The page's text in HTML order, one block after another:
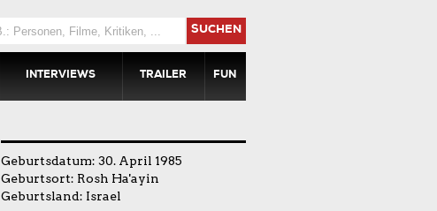
SUCHEN
INTERVIEWS TRAILER FUN
Geburtsdatum: 30. April 1985
Geburtsort: Rosh Ha'ayin
Geburtsland: Israel